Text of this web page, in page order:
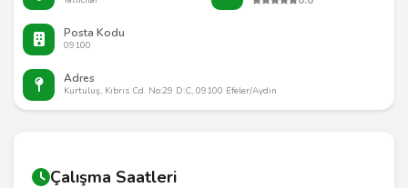
Posta Kodu
09100
Adres
Kurtuluş, Kıbrıs Cd. No:29 D:C, 09100 Efeler/Aydın
Çalışma Saatleri